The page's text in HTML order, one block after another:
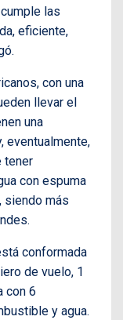
las
eficiente,
con una
llevar el
una
eventualmente,
tener
con espuma
siendo más
conformada
de vuelo, 1
con 6
y agua.